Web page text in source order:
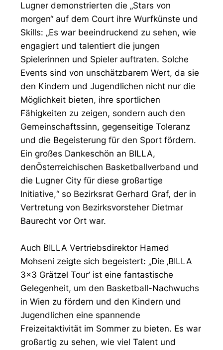
Lugner demonstrierten die „Stars von
morgen“ auf dem Court ihre Wurfkünste und
Skills: „Es war beeindruckend zu sehen, wie
engagiert und talentiert die jungen
Spielerinnen und Spieler auftraten. Solche
Events sind von unschätzbarem Wert, da sie
den Kindern und Jugendlichen nicht nur die
Möglichkeit bieten, ihre sportlichen
Fähigkeiten zu zeigen, sondern auch den
Gemeinschaftssinn, gegenseitige Toleranz
und die Begeisterung für den Sport fördern.
Ein großes Dankeschön an BILLA,
denÖsterreichischen Basketballverband und
die Lugner City für diese großartige
Initiative,“ so Bezirksrat Gerhard Graf, der in
Vertretung von Bezirksvorsteher Dietmar
Baurecht vor Ort war.
Auch BILLA Vertriebsdirektor Hamed
Mohseni zeigte sich begeistert: „Die ‚BILLA
3x3 Grätzel Tour‘ ist eine fantastische
Gelegenheit, um den Basketball-Nachwuchs
in Wien zu fördern und den Kindern und
Jugendlichen eine spannende
Freizeitaktivität im Sommer zu bieten. Es war
großartig zu sehen, wie viel Talent und